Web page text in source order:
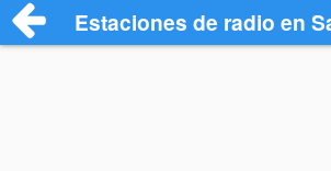
Estaciones de radio en